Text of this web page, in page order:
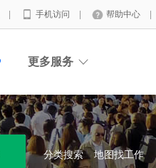
手机访问 帮助中心
更多服务
分类搜索 地图找工作